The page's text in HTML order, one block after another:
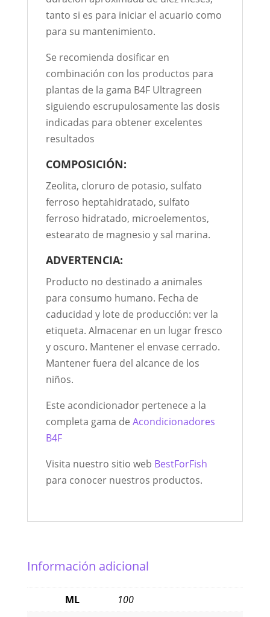
tanto si es para iniciar el acuario como
para su mantenimiento.
Se recomienda dosificar en
combinación con los productos para
plantas de la gama B4F Ultragreen
siguiendo escrupulosamente las dosis
indicadas para obtener excelentes
resultados
COMPOSICIÓN:
Zeolita, cloruro de potasio, sulfato
ferroso heptahidratado, sulfato
ferroso hidratado, microelementos,
estearato de magnesio y sal marina.
ADVERTENCIA:
Producto no destinado a animales
para consumo humano. Fecha de
caducidad y lote de producción: ver la
etiqueta. Almacenar en un lugar fresco
y oscuro. Mantener el envase cerrado.
Mantener fuera del alcance de los
niños.
Este acondicionador pertenece a la
completa gama de Acondicionadores
B4F
Visita nuestro sitio web BestForFish
para conocer nuestros productos.
Información adicional
ML
100